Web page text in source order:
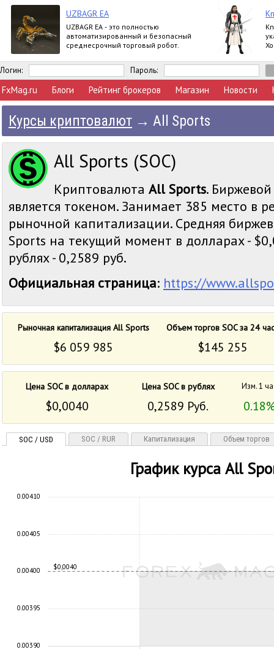
UZBAGR EA
UZBAGR EA - это полностью
автоматизированный и безопасный
среднесрочный торговый робот.
Логин: Пароль:
FxMag.ru Блоги Рейтинг брокеров Магазин Новости
Курсы криптовалют → All Sports
All Sports (SOC)
Криптовалюта All Sports.
является токеном. Занимает 385 место в
рыночной капитализации. Средняя
Sports на текущий момент в долларах -
рублях - 0,2589 руб.
Официальная страница: https://
Рыночная капитализация All Sports Объем торгов SOC за 24
$6 059 985 $145 255
Цена SOC в долларах Цена SOC в рублях Изм. 1
$0,0040 0,2589 Руб.
SOC / USD SOC / RUR Капитализация Объем торгов
График курса All
$0,0040
0.00390
0.00395
0.00400
0.00405
0.00410